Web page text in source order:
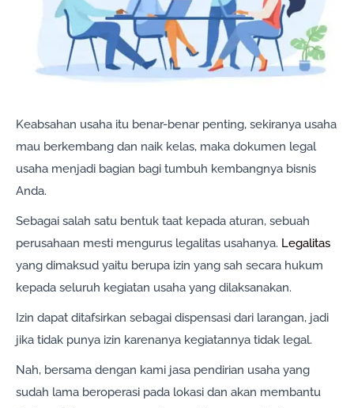
Keabsahan usaha itu benar-benar penting, sekiranya usaha
mau berkembang dan naik kelas, maka dokumen legal
usaha menjadi bagian bagi tumbuh kembangnya bisnis
Anda.
Sebagai salah satu bentuk taat kepada aturan, sebuah
perusahaan mesti mengurus legalitas usahanya. Legalitas
yang dimaksud yaitu berupa izin yang sah secara hukum
kepada seluruh kegiatan usaha yang dilaksanakan.
Izin dapat ditafsirkan sebagai dispensasi dari larangan, jadi
jika tidak punya izin karenanya kegiatannya tidak legal.
Nah, bersama dengan kami jasa pendirian usaha yang
sudah lama beroperasi pada lokasi dan akan membantu